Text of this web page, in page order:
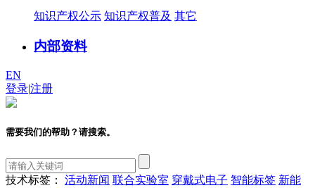
知识产权公示 知识产权普及 其它
内部资料
EN
登录|注册
需要我们的帮助？请搜索。
技术标签： 活动新闻 联合实验室 穿戴式电子 智能标签 新能